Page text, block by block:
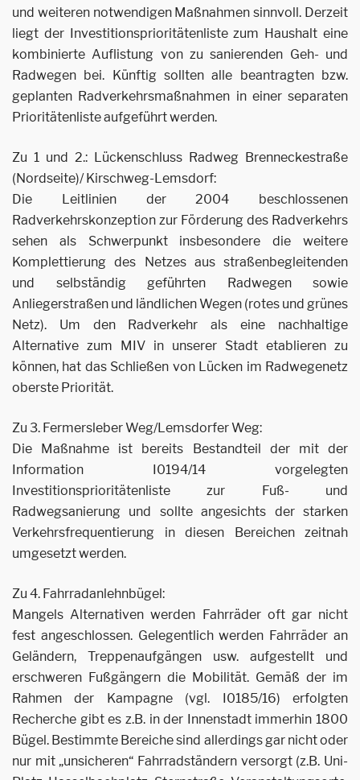
und weiteren notwendigen Maßnahmen sinnvoll. Derzeit
liegt der Investitionsprioritätenliste zum Haushalt eine
kombinierte Auflistung von zu sanierenden Geh- und
Radwegen bei. Künftig sollten alle beantragten bzw.
geplanten Radverkehrsmaßnahmen in einer separaten
Prioritätenliste aufgeführt werden.
Zu 1 und 2.: Lückenschluss Radweg Brenneckestraße
(Nordseite)/ Kirschweg-Lemsdorf:
Die Leitlinien der 2004 beschlossenen
Radverkehrskonzeption zur Förderung des Radverkehrs
sehen als Schwerpunkt insbesondere die weitere
Komplettierung des Netzes aus straßenbegleitenden
und selbständig geführten Radwegen sowie
Anliegerstraßen und ländlichen Wegen (rotes und grünes
Netz). Um den Radverkehr als eine nachhaltige
Alternative zum MIV in unserer Stadt etablieren zu
können, hat das Schließen von Lücken im Radwegenetz
oberste Priorität.
Zu 3. Fermersleber Weg/Lemsdorfer Weg:
Die Maßnahme ist bereits Bestandteil der mit der
Information I0194/14 vorgelegten
Investitionsprioritätenliste zur Fuß- und
Radwegsanierung und sollte angesichts der starken
Verkehrsfrequentierung in diesen Bereichen zeitnah
umgesetzt werden.
Zu 4. Fahrradanlehnbügel:
Mangels Alternativen werden Fahrräder oft gar nicht
fest angeschlossen. Gelegentlich werden Fahrräder an
Geländern, Treppenaufgängen usw. aufgestellt und
erschweren Fußgängern die Mobilität. Gemäß der im
Rahmen der Kampagne (vgl. I0185/16) erfolgten
Recherche gibt es z.B. in der Innenstadt immerhin 1800
Bügel. Bestimmte Bereiche sind allerdings gar nicht oder
nur mit „unsicheren“ Fahrradständern versorgt (z.B. Uni-